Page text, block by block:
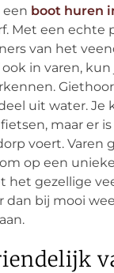
een boot huren
Met een echte
van het
ook in varen, kun
uit water. Je
maar er
voert. Varen
op een
het gezellige
dan bij mooi